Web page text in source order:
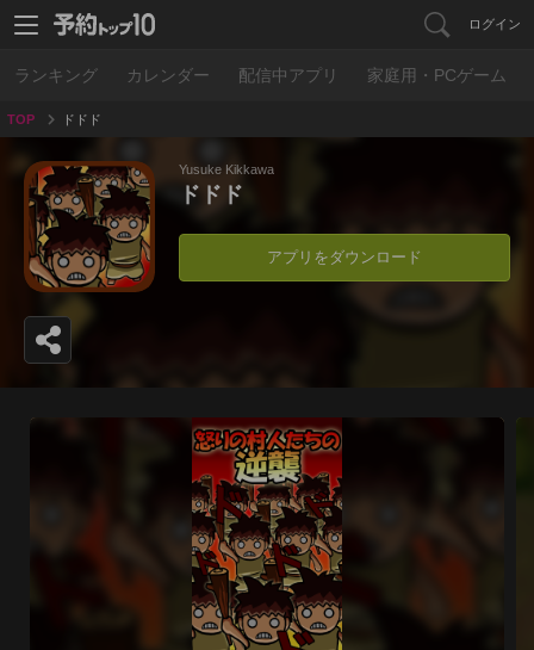
ログイン
ランキング カレンダー 配信中アプリ 家庭用・PCゲーム
TOP ドドド
Yusuke Kikkawa
ドドド
アプリをダウンロード